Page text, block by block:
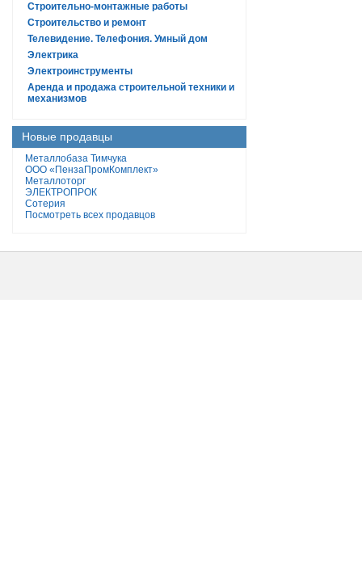
Строительно-монтажные работы
Строительство и ремонт
Телевидение. Телефония. Умный дом
Электрика
Электроинструменты
Аренда и продажа строительной техники и
механизмов
Новые продавцы
Металлобаза Тимчука
ООО «ПензаПромКомплект»
Металлоторг
ЭЛЕКТРОПРОК
Сотерия
Посмотреть всех продавцов